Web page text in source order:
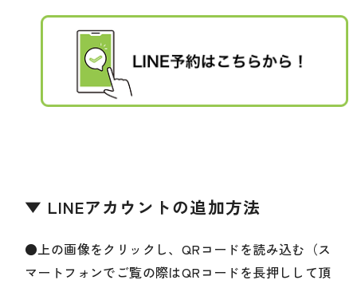
▼ LINEアカウントの追加方法
●上の画像をクリックし、QRコードを読み込む（ス
マートフォンでご覧の際はQRコードを長押しして頂